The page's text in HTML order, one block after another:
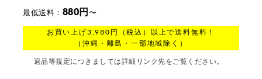
最低送料： 880円 〜
お買い上げ3,980円（税込）以上で送料無料！
（沖縄・離島・一部地域除く）
返品等規定につきましては詳細リンク先をご覧ください。